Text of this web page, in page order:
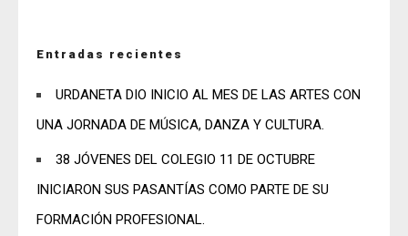
Entradas recientes
URDANETA DIO INICIO AL MES DE LAS ARTES CON
UNA JORNADA DE MÚSICA, DANZA Y CULTURA.
38 JÓVENES DEL COLEGIO 11 DE OCTUBRE
INICIARON SUS PASANTÍAS COMO PARTE DE SU
FORMACIÓN PROFESIONAL.